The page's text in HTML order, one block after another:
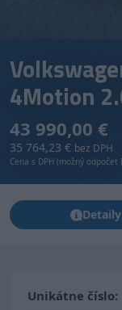
4Motion
43 990,00 €
35 764,23 € bez DPH
Cena s DPH (možný odpočet
Detaily
Unikátne číslo: